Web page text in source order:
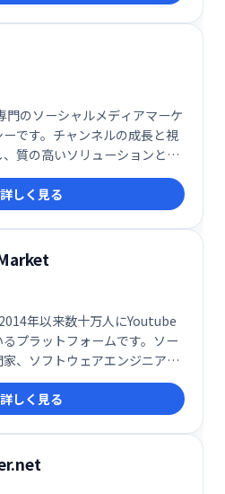
門のソーシャルメディアマーケ
です。チャンネルの成長と視
質の高いソリューションとキ
ことで、YouTube戦略を成功に
シャルメディアマーケティン
に特化した専門知識と経験
支援します。
詳しく見る
年以来数十万人にYoutube
プラ​​ットフォームです。ソー
、ソフトウェアエンジニア、
で構成されるこのプラットフォ
ービスを作成して提供するこ
ップにあなたを連れて行きま
詳しく見る